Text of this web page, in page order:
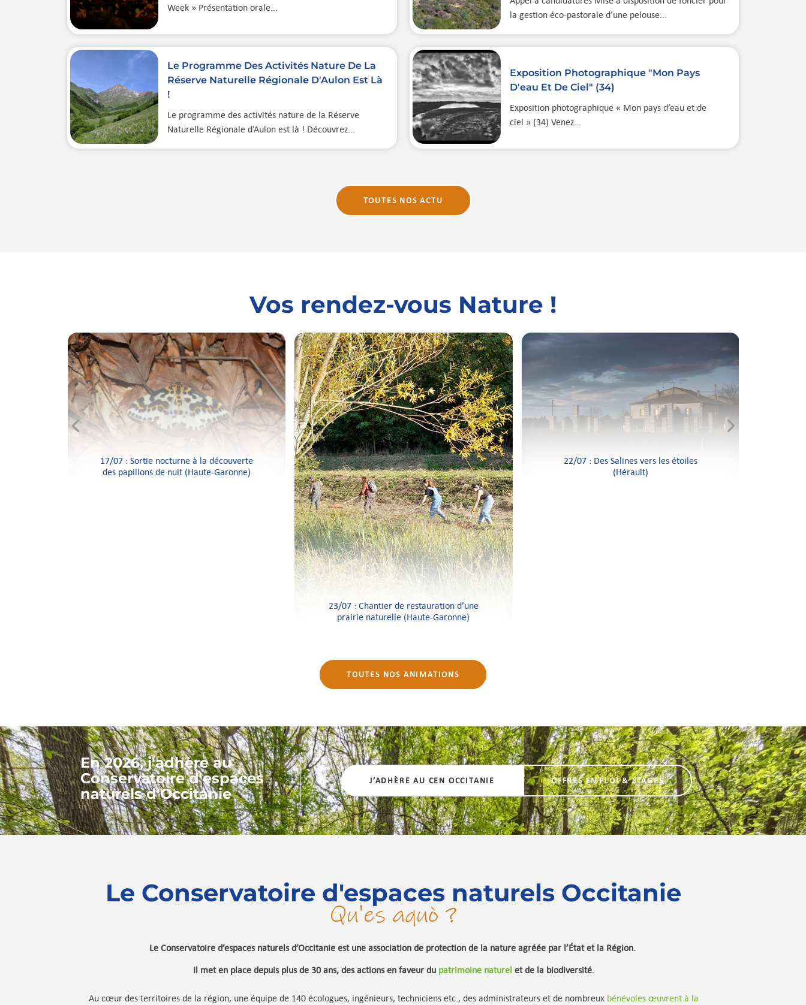
Week » Présentation orale...
la gestion éco-pastorale d’une pelouse...
Le Programme Des Activités Nature De La
Réserve Naturelle Régionale D'Aulon Est Là
!
Le programme des activités nature de la Réserve
Naturelle Régionale d’Aulon est là ! Découvrez...
Exposition Photographique "Mon Pays
D'eau Et De Ciel" (34)
Exposition photographique « Mon pays d’eau et de
ciel » (34) Venez...
TOUTES NOS ACTU
Vos rendez-vous Nature !
17/07 : Sortie nocturne à la découverte
des papillons de nuit (Haute-Garonne)
23/07 : Chantier de restauration d’une
prairie naturelle (Haute-Garonne)
22/07 : Des Salines vers les étoiles
(Hérault)
TOUTES NOS ANIMATIONS
En 2026, j'adhère au
Conservatoire d'espaces
naturels d'Occitanie
J’ADHÈRE AU CEN OCCITANIE OFFRES EMPLOI & STAGES
Le Conservatoire d'espaces naturels Occitanie
Qu'es aquò ?
Le Conservatoire d’espaces naturels d’Occitanie est une association de protection de la nature agréée par l’État et la Région.
Il met en place depuis plus de 30 ans, des actions en faveur du patrimoine naturelet de la biodiversité.
Au cœur des territoires de la région, une équipe de 140 écologues, ingénieurs, techniciens etc., des administrateurs et de nombreux bénévoles œuvrent à la